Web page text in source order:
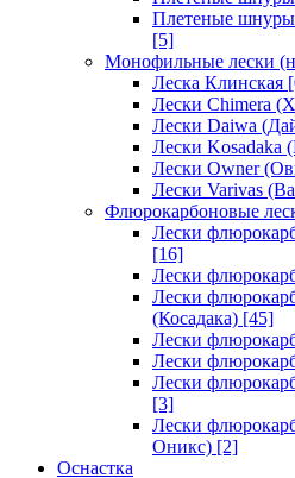
Плетеные
[5]
Монофильные лески
Леска Клинская
Лески Chimera
Лески Daiwa
Лески Kosadaka
Лески Owner
Лески Varivas
Флюрокарбоновые
Лески
[16]
Лески
Лески
(Косадака) [45]
Лески
Лески
Лески
[3]
Лески
Оникс) [2]
Оснастка